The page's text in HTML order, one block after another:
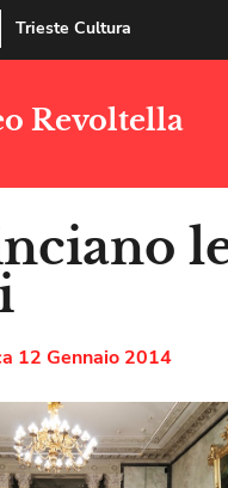
Trieste Cultura
Revoltella
12 Gennaio 2014